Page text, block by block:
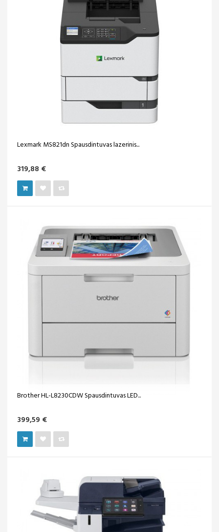
Lexmark MS821dn Spausdintuvas lazerinis...
319,88 €
Brother HL-L8230CDW Spausdintuvas LED...
399,59 €